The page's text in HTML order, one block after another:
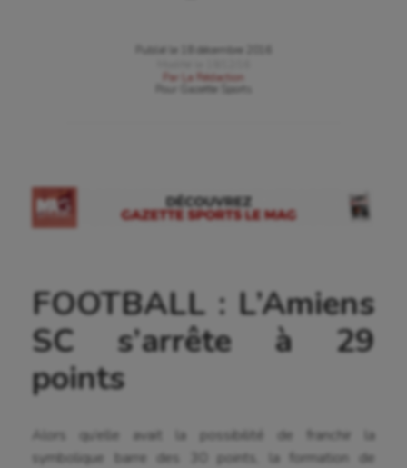
Publié le
18 décembre 2016
Par
La Rédaction
Gazette Sports
FOOTBALL : L’Amiens
SC s’arrête à 29
points
Alors qu’elle avait la possibilité de franchir la
symbolique barre des 30 points, la formation de